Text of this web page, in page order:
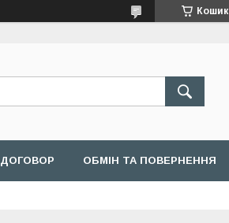
Кошик
ДОГОВОР ОБМІН ТА ПОВЕРНЕННЯ